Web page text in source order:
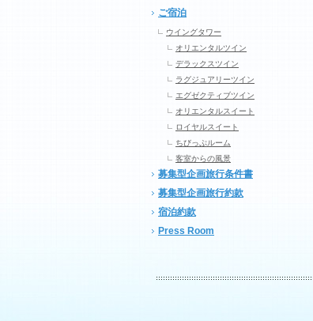
ご宿泊
ウイングタワー
オリエンタルツイン
デラックスツイン
ラグジュアリーツイン
エグゼクティブツイン
オリエンタルスイート
ロイヤルスイート
ちびっぷルーム
客室からの風景
募集型企画旅行条件書
募集型企画旅行約款
宿泊約款
Press Room